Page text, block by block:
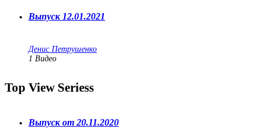
Выпуск 12.01.2021
Денис Петрушенко
1 Видео
Top View Seriess
Выпуск от 20.11.2020